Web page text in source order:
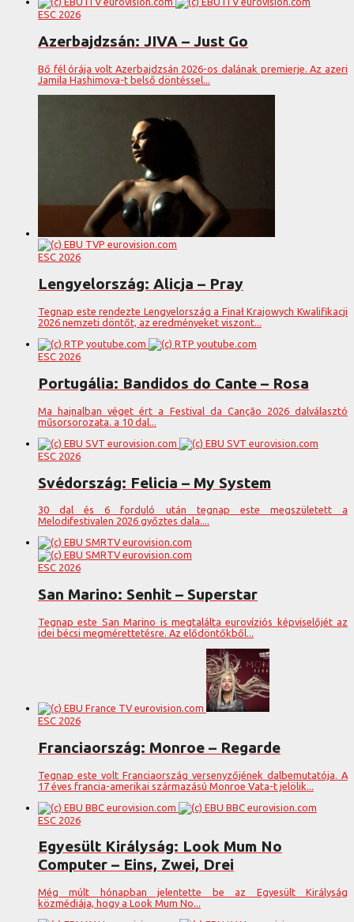
ESC 2026
Azerbajdzsán: JIVA – Just Go
Bő fél órája volt Azerbajdzsán 2026-os dalának premierje. Az azeri
Jamila Hashimova-t belső döntéssel...
ESC 2026
Lengyelország: Alicja – Pray
Tegnap este rendezte Lengyelország a Finał Krajowych Kwalifikacji
2026 nemzeti döntőt, az eredményeket viszont...
ESC 2026
Portugália: Bandidos do Cante – Rosa
Ma hajnalban véget ért a Festival da Canção 2026 dalválasztó
műsorsorozata. a 10 dal...
ESC 2026
Svédország: Felicia – My System
30 dal és 6 forduló után tegnap este megszületett a
Melodifestivalen 2026 győztes dala....
ESC 2026
San Marino: Senhit – Superstar
Tegnap este San Marino is megtalálta eurovíziós képviselőjét az
idei bécsi megmérettetésre. Az elődöntőkből...
ESC 2026
Franciaország: Monroe – Regarde
Tegnap este volt Franciaország versenyzőjének dalbemutatója. A
17 éves francia-amerikai származású Monroe Vata-t jelölik...
ESC 2026
Egyesült Királyság: Look Mum No
Computer – Eins, Zwei, Drei
Még múlt hónapban jelentette be az Egyesült Királyság
közmédiája, hogy a Look Mum No...